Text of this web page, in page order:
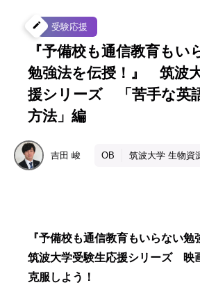
create 受験応援
『予備校も通信教育もい
勉強法を伝授！』 筑波
援シリーズ 「苦手な英
方法」編
吉田 峻 OB 筑波大学 生物資
『予備校も通信教育もいらない
筑波大学受験生応援シリーズ 映
克服しよう！